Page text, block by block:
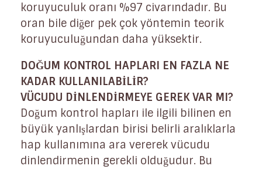
koruyuculuk oranı %97 civarındadır. Bu
oran bile diğer pek çok yöntemin teorik
koruyuculuğundan daha yüksektir.
DOĞUM KONTROL HAPLARI EN FAZLA NE
KADAR KULLANILABİLİR?
VÜCUDU DİNLENDİRMEYE GEREK VAR MI?
Doğum kontrol hapları ile ilgili bilinen en
büyük yanlışlardan birisi belirli aralıklarla
hap kullanımına ara vererek vücudu
dinlendirmenin gerekli olduğudur. Bu